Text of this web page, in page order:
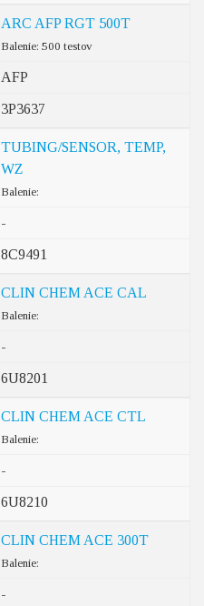
ARC AFP RGT 500T
Balenie: 500 testov
AFP
3P3637
TUBING/SENSOR, TEMP,
WZ
Balenie:
-
8C9491
CLIN CHEM ACE CAL
Balenie:
-
6U8201
CLIN CHEM ACE CTL
Balenie:
-
6U8210
CLIN CHEM ACE 300T
Balenie:
-